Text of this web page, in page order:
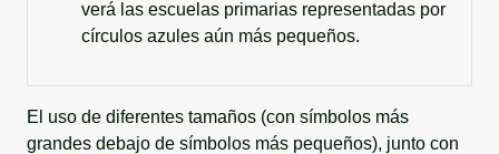
verá las escuelas primarias representadas por
círculos azules aún más pequeños.
El uso de diferentes tamaños (con símbolos más
grandes debajo de símbolos más pequeños), junto con